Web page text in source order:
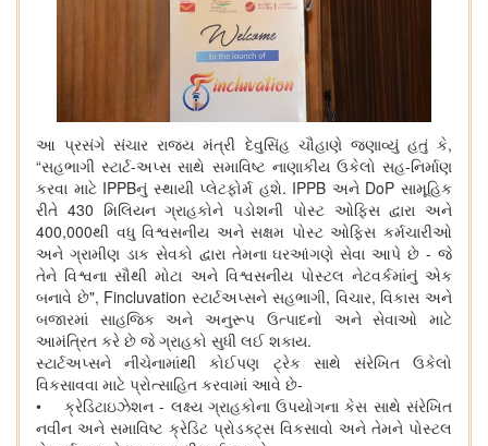
આ પ્રસંગે સંચાર રાજ્ય મંત્રી દેવુસિંહ ચૌહાણે જણાવ્યું હતું કે,
“સહભાગી સ્ટાર્ટ-અપ્સ સાથે સમાવિષ્ટ નાણાકીય ઉકેલો સહ-નિર્માણ
કરવા માટે IPPBનું સ્થાયી પ્લેટફોર્મ હશે. IPPB અને DoP સામૂહિક
રીતે 430 મિલિયન ગ્રાહકોને પડોશની પોસ્ટ ઓફિસ દ્વારા અને
400,000થી વધુ વિશ્વસનીય અને સક્ષમ પોસ્ટ ઓફિસ કર્મચારીઓ
અને ગ્રામીણ ડાક સેવકો દ્વારા તેમના ઘરઆંગણે સેવા આપે છે - જે
તેને વિશ્વના સૌથી મોટા અને વિશ્વસનીય પોસ્ટલ નેટવર્કમાંનું એક
બનાવે છે", Fincluvation સ્ટાર્ટઅપ્સને સહભાગી, વિચાર, વિકાસ અને
બજારમાં સાહજિક અને અનુરૂપ ઉત્પાદનો અને સેવાઓ માટે
આમંત્રિત કરે છે જે ગ્રાહકો સુધી લઈ શકાય.
સ્ટાર્ટઅપ્સને નીચેનામાંથી કોઈપણ ટ્રેક સાથે સંરેખિત ઉકેલો
વિકસાવવા માટે પ્રોત્સાહિત કરવામાં આવે છે-
• ક્રેડિટાઇઝેશન - લક્ષ્ય ગ્રાહકોના ઉપયોગના કેસ સાથે સંરેખિત
નવીન અને સમાવિષ્ટ ક્રેડિટ પ્રોડક્ટ્સ વિકસાવો અને તેમને પોસ્ટલ